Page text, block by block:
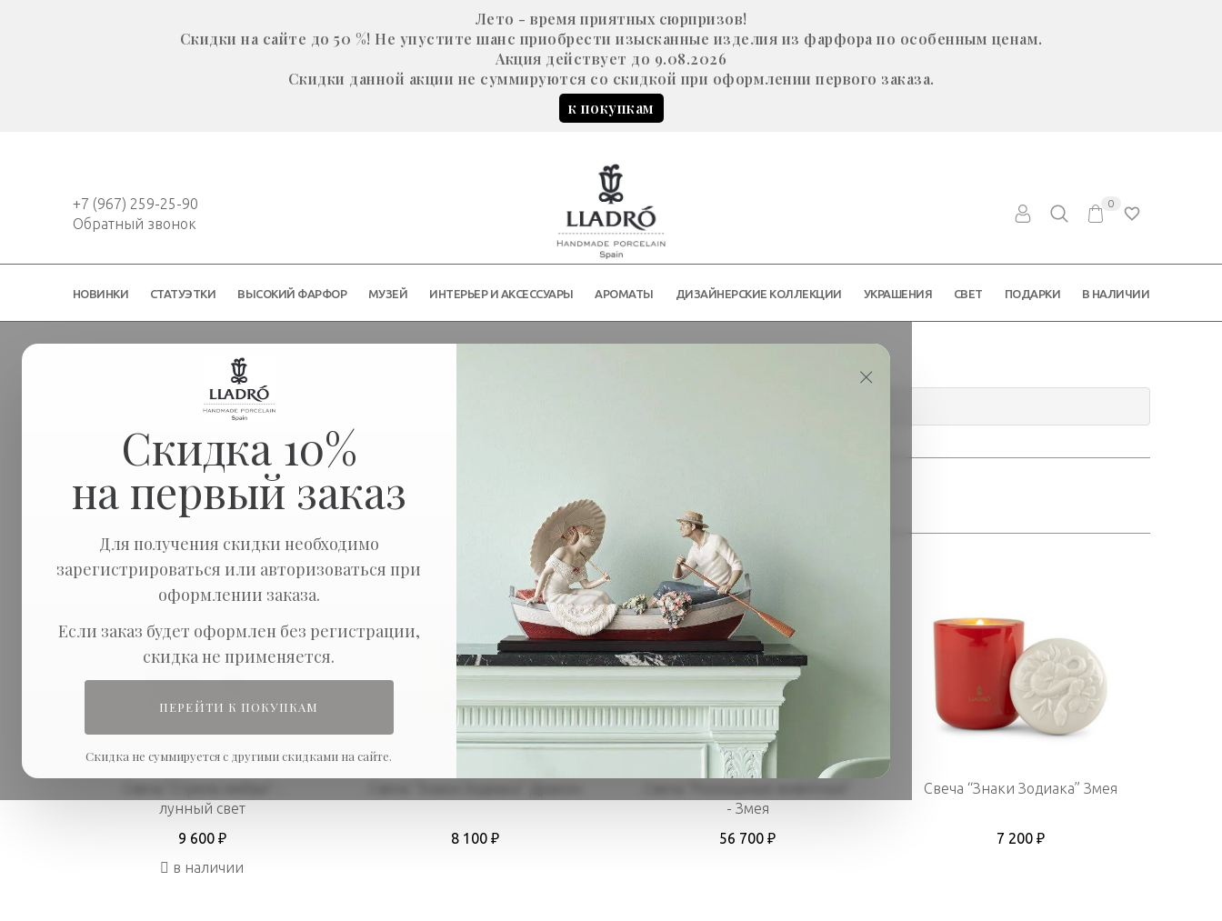
Лето - время приятных сюрпризов!
Скидки на сайте до 50 %! Не упустите шанс приобрести изысканные изделия из фарфора по особенным ценам.
Акция действует до 9.08.2026
Скидки данной акции не суммируются со скидкой при оформлении первого заказа.
к покупкам
+7 (967) 259-25-90
Обратный звонок
0
НОВИНКИ СТАТУЭТКИ ВЫСОКИЙ ФАРФОР МУЗЕЙ ИНТЕРЬЕР И АКСЕССУАРЫ АРОМАТЫ ДИЗАЙНЕРСКИЕ КОЛЛЕКЦИИ УКРАШЕНИЯ СВЕТ ПОДАРКИ В НАЛИЧИИ
×
Скидка 10%
на первый заказ
Для получения скидки необходимо
зарегистрироваться или авторизоваться при
оформлении заказа.
Если заказ будет оформлен без регистрации,
скидка не применяется.
ПЕРЕЙТИ К ПОКУПКАМ
Скидка не суммируется с другими скидками на сайте.
Ароматы Ароматические свечи
Сортировка: Показывать по:
лунный свет
9 600 ₽
в наличии
8 100 ₽
- Змея
56 700 ₽
Свеча “Знаки Зодиака” Змея
7 200 ₽